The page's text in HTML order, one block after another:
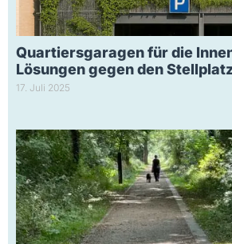
Quartiersgaragen für die
Lösungen gegen den
17. Juli 2025